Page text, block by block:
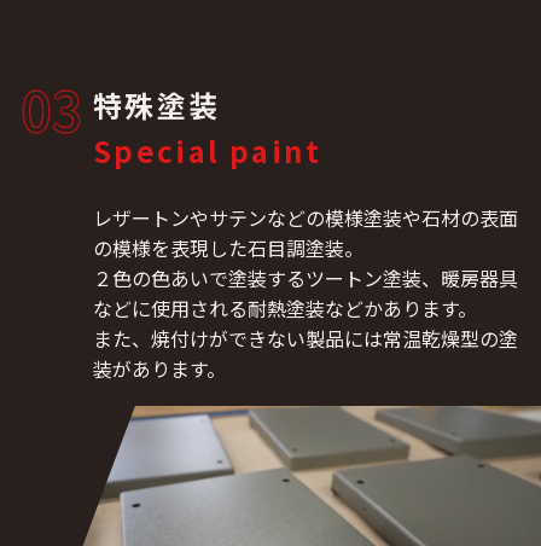
03 特殊塗装
Special paint
レザートンやサテンなどの模様塗装や石材の表面
の模様を表現した石目調塗装。
２色の色あいで塗装するツートン塗装、暖房器具
などに使用される耐熱塗装などかあります。
また、焼付けができない製品には常温乾燥型の塗
装があります。